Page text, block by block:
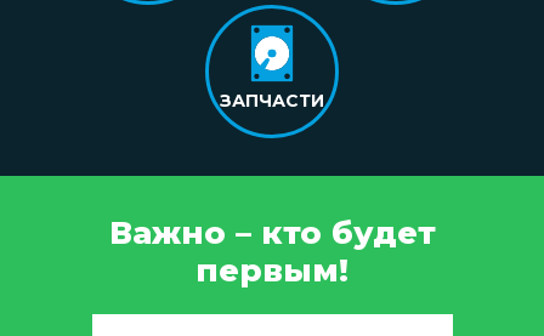
ЗАПЧАСТИ
Важно – кто будет
первым!